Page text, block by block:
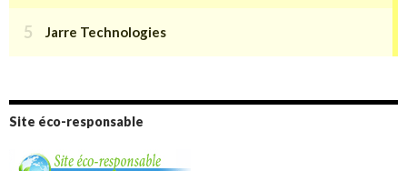
Site éco-responsable